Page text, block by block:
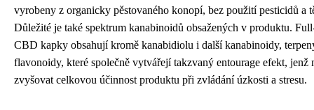
vyrobeny z organicky pěstovaného konopí, bez použití pesticidů a
Důležité je také spektrum kanabinoidů obsažených v produktu.
CBD kapky obsahují kromě kanabidiolu i další kanabinoidy,
flavonoidy, které společně vytvářejí takzvaný entourage efekt, jenž
zvyšovat celkovou účinnost produktu při zvládání úzkosti a stresu.